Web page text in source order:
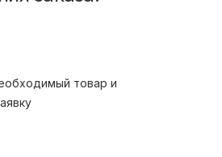
товар и